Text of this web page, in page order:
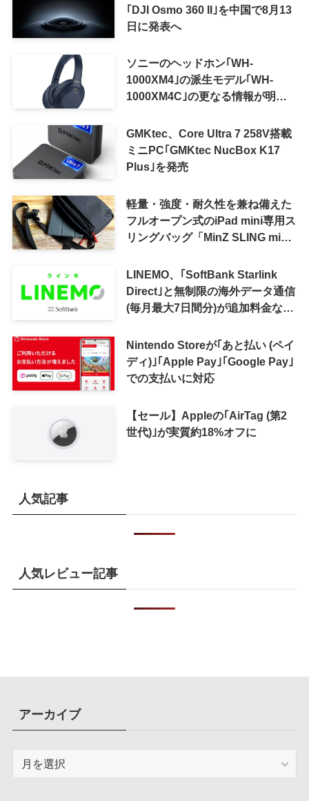
｢DJI Osmo 360 II｣を中国で8月13
日に発表へ
ソニーのヘッドホン｢WH-
1000XM4｣の派生モデル｢WH-
1000XM4C｣の更なる情報が明ら
GMKtec、Core Ultra 7 258V搭載
ミニPC｢GMKtec NucBox K17
Plus｣を発売
軽量・強度・耐久性を兼ね備えた
フルオープン式のiPad mini専用ス
リングバッグ「MinZ SLING mini
LINEMO、｢SoftBank Starlink
Direct｣と無制限の海外データ通信
(毎月最大7日間分)が追加料金なし
Nintendo Storeが｢あと払い (ペイ
ディ)｣｢Apple Pay｣｢Google Pay｣
での支払いに対応
【セール】Appleの｢AirTag (第2
世代)｣が実質約18%オフに
人気記事
人気レビュー記事
アーカイブ